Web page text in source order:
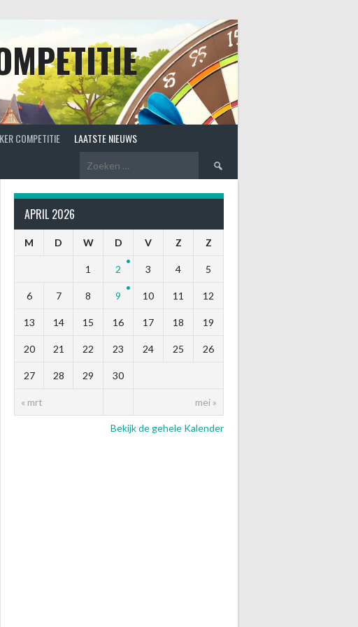
COMPETITIE LAATSTE NIEUWS
Zoeken
APRIL 2026
M D W D V Z Z
« mrt mei »
1 2 3 4 5
6 7 8 9 10 11 12
13 14 15 16 17 18 19
20 21 22 23 24 25 26
27 28 29 30
Bekijk de gehele Kalender